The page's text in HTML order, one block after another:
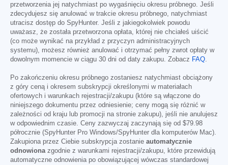
przetworzenia jej natychmiast po wygaśnięciu okresu próbnego. Jeśli
zdecydujesz się anulować w trakcie okresu próbnego, natychmiast
utracisz dostęp do SpyHunter. Jeśli z jakiegokolwiek powodu
uważasz, że została przetworzona opłata, której nie chciałeś uiścić
(co może wynikać na przykład z przyczyn administracyjnych
systemu), możesz również anulować i otrzymać pełny zwrot opłaty w
dowolnym momencie w ciągu 30 dni od daty zakupu. Zobacz FAQ.
Po zakończeniu okresu próbnego zostaniesz natychmiast obciążony
z góry ceną i okresem subskrypcji określonymi w materiałach
ofertowych i warunkach rejestracji/zakupu (które są włączone do
niniejszego dokumentu przez odniesienie; ceny mogą się różnić w
zależności od kraju lub promocji na stronie zakupu), jeśli nie anulujesz
w odpowiednim czasie. Ceny zazwyczaj zaczynają się od $79.98
półrocznie (SpyHunter Pro Windows/SpyHunter dla komputerów Mac).
Zakupiona przez Ciebie subskrypcja zostanie automatycznie
odnowionazgodnie z warunkami rejestracji/zakupu, które przewidują
automatyczne odnowienia po obowiązującej wówczas standardowej